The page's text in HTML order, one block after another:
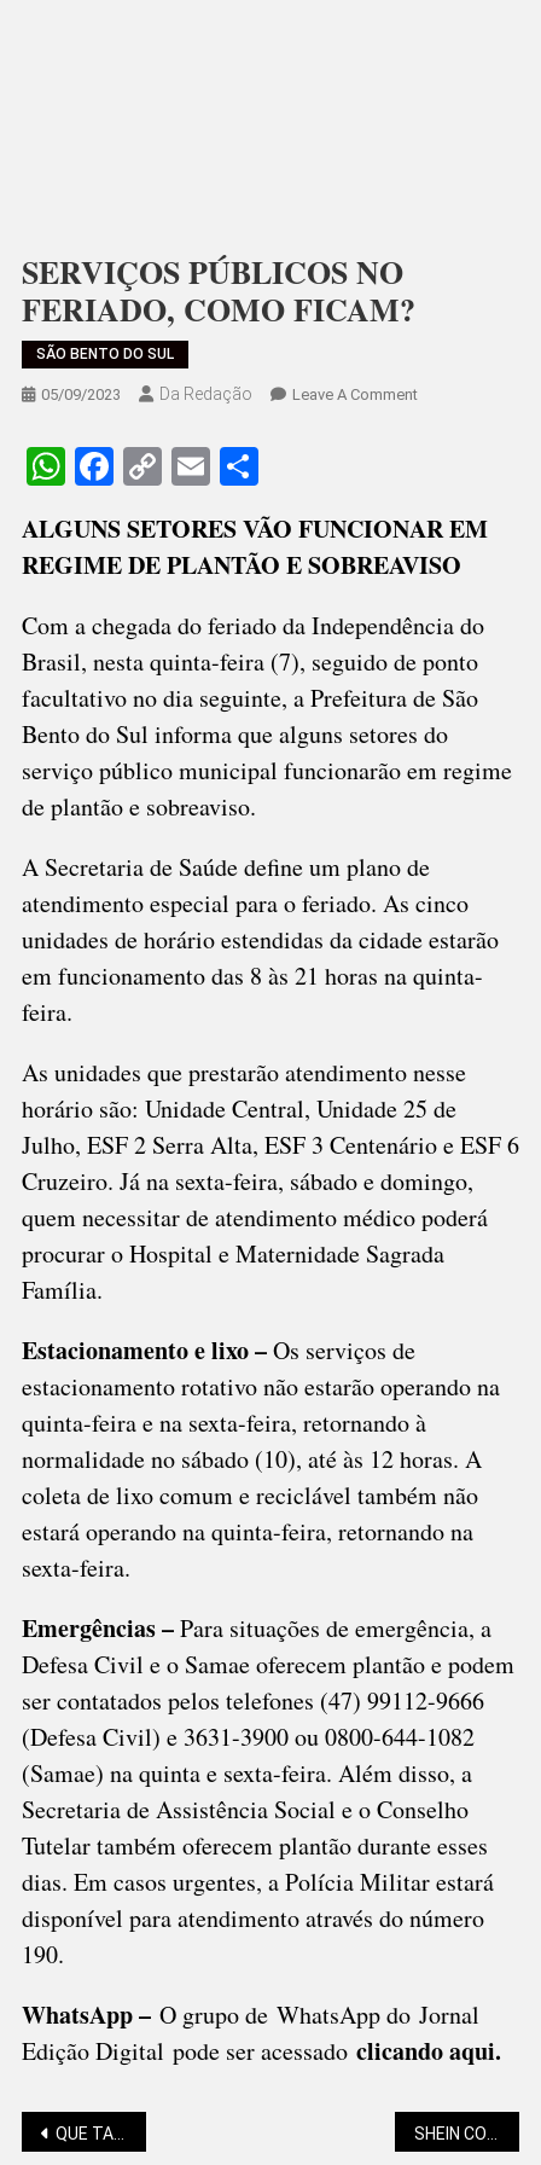
SERVIÇOS PÚBLICOS NO
FERIADO, COMO FICAM?
SÃO BENTO DO SUL
05/09/2023 Da Redação Leave A CommentOn
COMO
FICAM?
WhatsApp
Facebook
CopyEmail
ALGUNS SETORES VÃO FUNCIONAR EM
REGIME DE PLANTÃO E SOBREAVISO
Com a chegada do feriado da Independência do
Brasil, nesta quinta-feira (7), seguido de ponto
facultativo no dia seguinte, a Prefeitura de São
Bento do Sul informa que alguns setores do
serviço público municipal funcionarão em regime
de plantão e sobreaviso.
A Secretaria de Saúde define um plano de
atendimento especial para o feriado. As cinco
unidades de horário estendidas da cidade estarão
em funcionamento das 8 às 21 horas na quinta-
feira.
As unidades que prestarão atendimento nesse
horário são: Unidade Central, Unidade 25 de
Julho, ESF 2 Serra Alta, ESF 3 Centenário e ESF 6
Cruzeiro. Já na sexta-feira, sábado e domingo,
quem necessitar de atendimento médico poderá
procurar o Hospital e Maternidade Sagrada
Família.
Estacionamento e lixo –Os serviços de
estacionamento rotativo não estarão operando na
quinta-feira e na sexta-feira, retornando à
normalidade no sábado (10), até às 12 horas. A
coleta de lixo comum e reciclável também não
estará operando na quinta-feira, retornando na
sexta-feira.
Emergências –Para situações de emergência, a
Defesa Civil e o Samae oferecem plantão e podem
ser contatados pelos telefones (47) 99112-9666
(Defesa Civil) e 3631-3900 ou 0800-644-1082
(Samae) na quinta e sexta-feira. Além disso, a
Secretaria de Assistência Social e o Conselho
Tutelar também oferecem plantão durante esses
dias. Em casos urgentes, a Polícia Militar estará
disponível para atendimento através do número
190.
WhatsApp – O grupo de WhatsApp do Jornal
Edição Digital pode ser acessado clicando aqui.
QUE TAL TRANSFORMAR UMA BOA IDEIA EM NEGÓCIO? SHEIN CONFIRMA PRODUÇÃO EM SANTA CATARINA